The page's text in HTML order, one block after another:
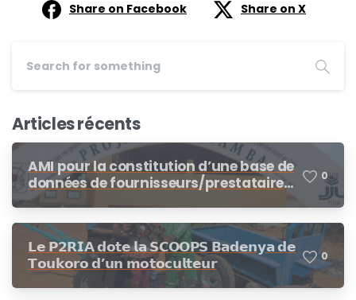
Share on Facebook Share on X
Articles récents
AMI pour la constitution d’une base de
données de fournisseurs/prestataires
dans le cadre des procédures de
de cotation
0
𝗟𝗲 𝗣𝟮𝗥𝗜𝗔 𝗱𝗼𝘁𝗲 𝗹𝗮 𝗦𝗖𝗢𝗢𝗣𝗦 𝗕𝗮𝗱𝗲𝗻𝘆𝗮 𝗱𝗲
𝗧𝗼𝘂𝗸𝗼𝗿𝗼 𝗱’𝘂𝗻 𝗺𝗼𝘁𝗼𝗰𝘂𝗹𝘁𝗲𝘂𝗿
0